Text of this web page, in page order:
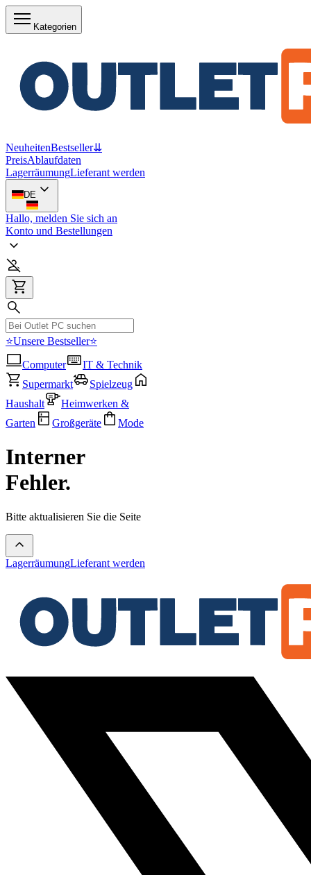
Kategorien
NeuheitenBestseller⇊
PreisAblaufdaten
LagerräumungLieferant werden
DE
Hallo, melden Sie sich an
Konto und Bestellungen
⭐Unsere Bestseller⭐
Computer
IT & Technik
Supermarkt
Spielzeug
Haushalt
Heimwerken &
Garten
Großgeräte Mode
Interner
Fehler.
Bitte aktualisieren Sie die Seite
LagerräumungLieferant werden